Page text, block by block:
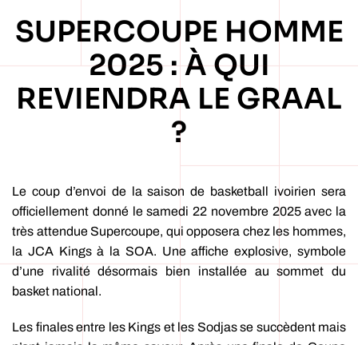
SUPERCOUPE HOMME
2025 : À QUI
REVIENDRA LE GRAAL
?
Le coup d’envoi de la saison de basketball ivoirien sera
officiellement donné le samedi 22 novembre 2025 avec la
très attendue Supercoupe, qui opposera chez les hommes,
la JCA Kings à la SOA. Une affiche explosive, symbole
d’une rivalité désormais bien installée au sommet du
basket national.
Les finales entre les Kings et les Sodjas se succèdent mais